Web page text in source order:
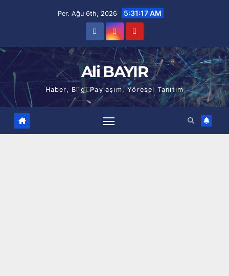
Per. Ağu 6th, 2026 5:31:18 AM
Ali BAYIR
Haber, Bilgi Paylaşım, Yöresel Tanıtım